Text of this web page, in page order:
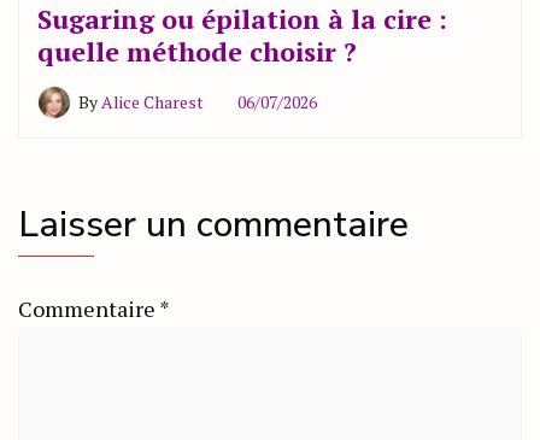
Sugaring ou épilation à la cire :
quelle méthode choisir ?
ByAlice Charest 06/07/2026
Laisser un commentaire
Commentaire *